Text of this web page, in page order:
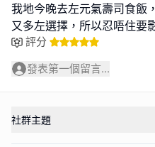
我地今晚去左元氣壽司食飯
又多左選擇，所以忍唔住要
評分
發表第一個留言...
社群主題